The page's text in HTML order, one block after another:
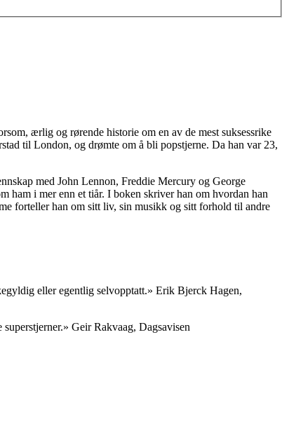
ærlig og rørende historie om en av de mest suksessrike
til London, og drømte om å bli popstjerne. Da han var 23,
med John Lennon, Freddie Mercury og George
ham i mer enn et tiår. I boken skriver han om hvordan han
forteller han om sitt liv, sin musikk og sitt forhold til andre
eller egentlig selvopptatt.» Erik Bjerck Hagen,
Geir Rakvaag, Dagsavisen